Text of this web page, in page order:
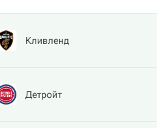
Кливленд
Детройт